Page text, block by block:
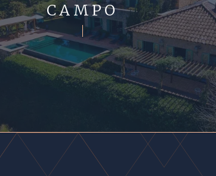
CAMPO